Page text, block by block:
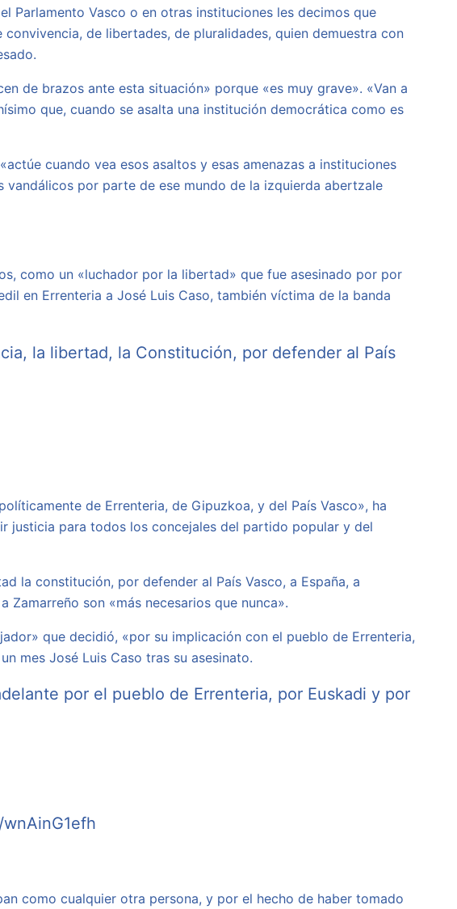
Parlamento Vasco o en otras instituciones les decimos que
de libertades, de pluralidades, quien demuestra con
de brazos ante esta situación» porque «es muy grave». «Van a
que, cuando se asalta una institución democrática como es
cuando vea esos asaltos y esas amenazas a instituciones
por parte de ese mundo de la izquierda abertzale
como un «luchador por la libertad» que fue asesinado por por
en Errenteria a José Luis Caso, también víctima de la banda
la libertad, la Constitución, por defender al País
de Errenteria, de Gipuzkoa, y del País Vasco», ha
justicia para todos los concejales del partido popular y del
la constitución, por defender al País Vasco, a España, a
son «más necesarios que nunca».
que decidió, «por su implicación con el pueblo de Errenteria,
mes José Luis Caso tras su asesinato.
por el pueblo de Errenteria, por Euskadi y por
como cualquier otra persona, y por el hecho de haber tomado